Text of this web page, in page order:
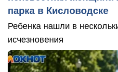
парка в Кисловодске
Ребенка нашли в
исчезновения